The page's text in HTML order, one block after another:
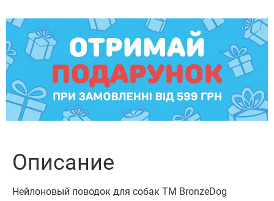
Описание
Нейлоновый поводок для собак ТМ BronzeDog